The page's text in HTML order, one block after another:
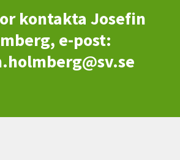
kontakta Josefin
e-post: